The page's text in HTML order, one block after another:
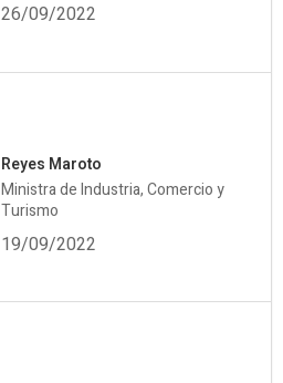
26/09/2022
Reyes Maroto
Ministra de Industria, Comercio y
Turismo
19/09/2022